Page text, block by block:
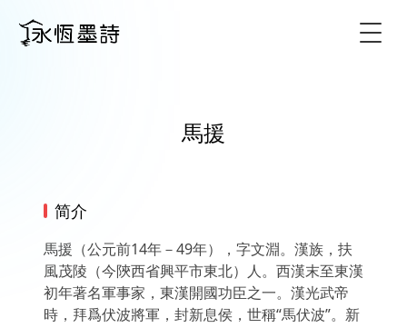
馬援
简介
馬援（公元前14年－49年），字文淵。漢族，扶
風茂陵（今陝西省興平市東北）人。西漢末至東漢
初年著名軍事家，東漢開國功臣之一。漢光武帝
時，拜爲伏波將軍，封新息侯，世稱“馬伏波”。新